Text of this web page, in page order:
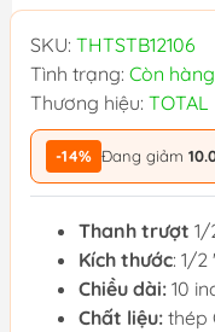
SKU: THTSTB12106
Tình trạng: Còn hàng
Thương hiệu: TOTAL
-14% Đang giảm
Thanh trượt 1/
Kích thước: 1/2
Chiều dài: 10
Chất liệu: thép